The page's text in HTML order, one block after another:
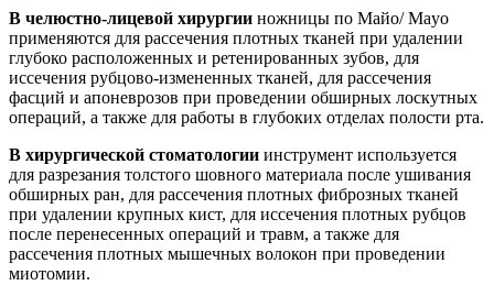
В челюстно-лицевой хирургии ножницы по Майо/ Mayo
применяются для рассечения плотных тканей при удалении
глубоко расположенных и ретенированных зубов, для
иссечения рубцово-измененных тканей, для рассечения
фасций и апоневрозов при проведении обширных лоскутных
операций, а также для работы в глубоких отделах полости рта.
В хирургической стоматологии инструмент используется
для разрезания толстого шовного материала после ушивания
обширных ран, для рассечения плотных фиброзных тканей
при удалении крупных кист, для иссечения плотных рубцов
после перенесенных операций и травм, а также для
рассечения плотных мышечных волокон при проведении
миотомии.